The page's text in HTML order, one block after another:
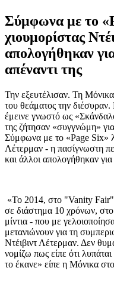
Σύμφωνα με το
χιουμορίστας
απολογήθηκαν
απέναντι της
Την εξευτέλισαν. Τη
του θεάματος την
έμεινε γνωστό ως
της ζήτησαν «συγγνώμη»
Σύμφωνα με το «Page Six»
Λέτερμαν - η πασίγνωστη
και άλλοι απολογήθηκαν
«Το 2014, στο "Vanity
σε διάστημα 10 χρόνων,
μίντια - που με
μετανιώνουν για τη
Ντέιβιντ Λέτερμαν. Δεν
νομίζω πως είπε ότι
το έκανε» είπε η Μόνικα